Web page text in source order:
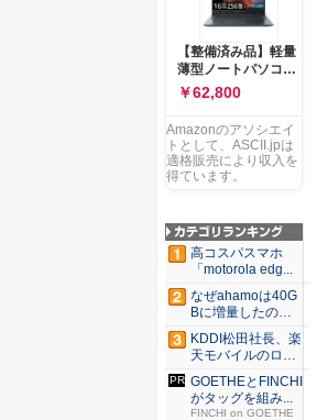
Microsoft 365
Personal (24か月版)
搭載 Windows 11 重
量1.7kg Wi-Fi 6E ク
ワイエットブルー
M1502NAQ-
【整備済み品】軽量
薄型ノートパソコン
dynabook G83 ■
13.3型
FHD(1920x1080) -
高性能第11世代Core
i5-1135G7 - メモリ
16GB - SSD 256GB
USB Type-C - MS
Office 2021 - Win11
搭載
￥62,800
Amazonのアソシエイ
トとして、ASCII.jpは
適格販売により収入を
得ています。
高コスパスマホ
「motorola edg...
なぜahamoは40G
Bに増量したの
か ...
KDDI松田社長、楽
天モバイルのロー
ミン...
GOETHEとFINCHI
がタッグを組み...
FINCHI on GOETHE